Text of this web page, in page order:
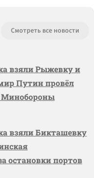
Смотреть все новости
взяли Рыжевку и
Путин провёл
Минобороны
взяли Бикташевку
остановки портов